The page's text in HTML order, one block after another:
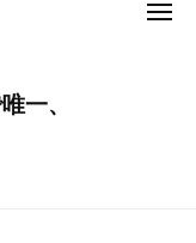
一、
メ